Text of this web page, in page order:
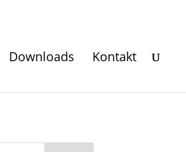
Downloads Kontakt